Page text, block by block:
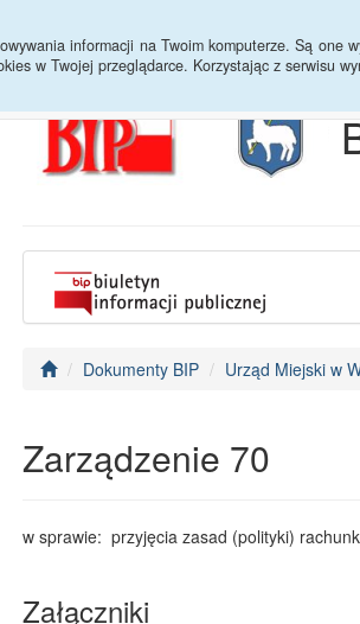
informacji na Twoim komputerze. Są
w Twojej przeglądarce. Korzystając z serwisu
Dokumenty BIP Urząd Miejski w
Zarządzenie 70
w sprawie: przyjęcia zasad (polityki)
Załączniki